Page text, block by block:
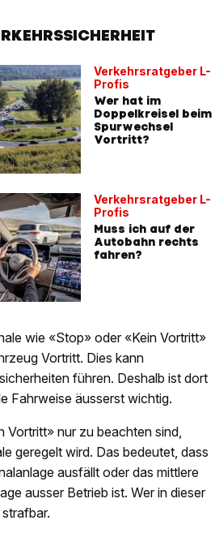
Verkehrsratgeber L-
Profis
Wer hat im
Doppelkreisel beim
Spurwechsel
Vortritt?
Verkehrsratgeber L-
Profis
Muss ich auf der
Autobahn rechts
fahren?
wie «Stop» oder «Kein Vortritt»
Vortritt. Dies kann
führen. Deshalb ist dort
Fahrweise äusserst wichtig.
Vortritt» nur zu beachten sind,
geregelt wird. Das bedeutet, dass
ausfällt oder das mittlere
ausser Betrieb ist. Wer in dieser